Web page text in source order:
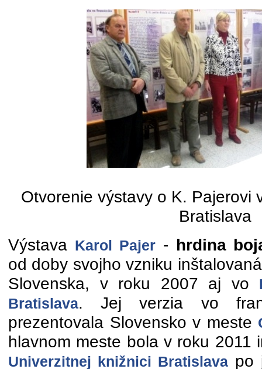
Otvorenie výstavy o K. Pajerovi
Bratislava
Výstava Karol Pajer- hrdina
od doby svojho vzniku
Slovenska, v roku 2007 aj vo
Bratislava. Jej verzia vo
prezentovala Slovensko v meste
hlavnom meste bola v roku 2011
Univerzitnej knižnici Bratislava po